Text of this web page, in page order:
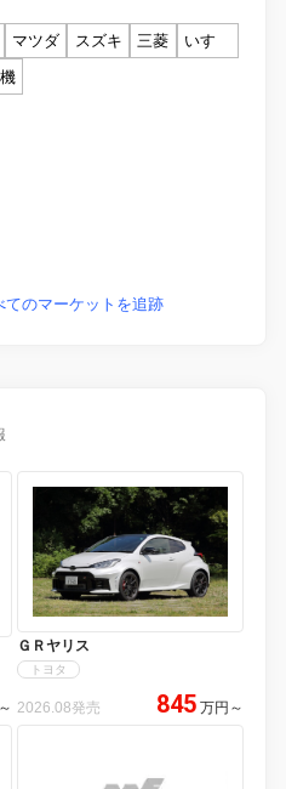
マツダ スズキ 三菱
いすゞ
のマーケットを追跡
～
ＧＲヤリス
トヨタ
2026.08発売 845 万円 ～